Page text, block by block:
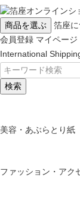
商品を選ぶ 箔座
会員登録 マイページ
International
検索
美容・あぶらとり紙
ファッション・アク